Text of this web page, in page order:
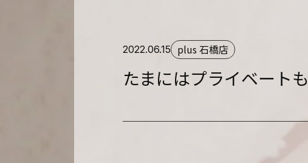
2022.06.15 plus 石橋店
たまにはプライベートも